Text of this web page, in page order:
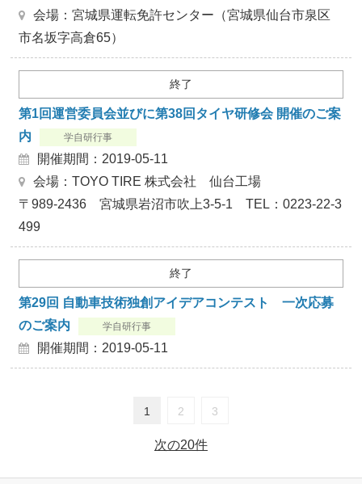
会場：宮城県運転免許センター（宮城県仙台市泉区
市名坂字高倉65）
終了
第1回運営委員会並びに第38回タイヤ研修会 開催のご案
内
学自研行事
開催期間：2019-05-11
会場：TOYO TIRE 株式会社 仙台工場
〒989-2436 宮城県岩沼市吹上3-5-1 TEL：0223-22-3
499
終了
第29回 自動車技術独創アイデアコンテスト 一次応募
のご案内
学自研行事
開催期間：2019-05-11
1 2 3
次の20件